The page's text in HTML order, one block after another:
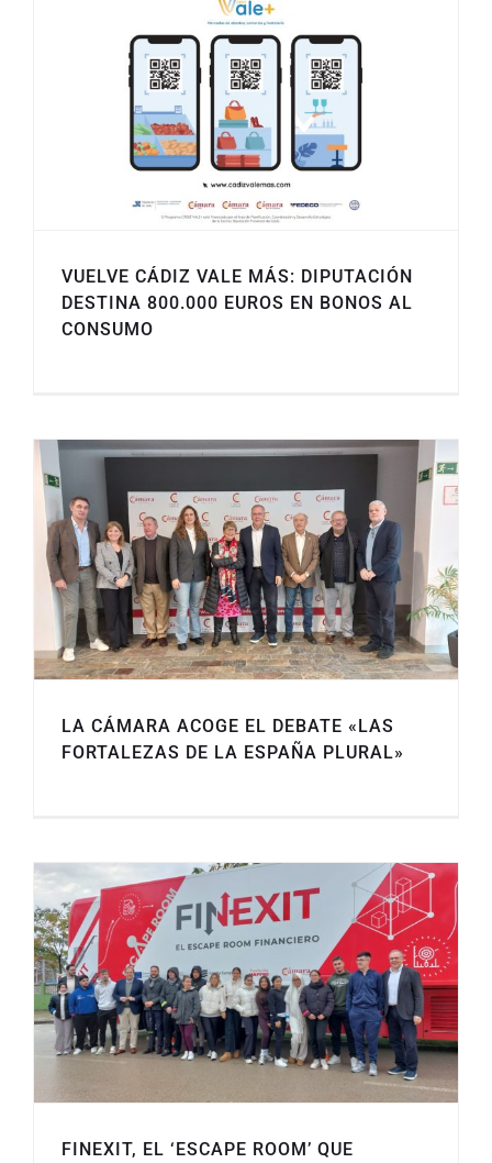
VUELVE CÁDIZ VALE MÁS: DIPUTACIÓN
DESTINA 800.000 EUROS EN BONOS AL
CONSUMO
LA CÁMARA ACOGE EL DEBATE «LAS
FORTALEZAS DE LA ESPAÑA PLURAL»
FINEXIT, EL ‘ESCAPE ROOM’ QUE